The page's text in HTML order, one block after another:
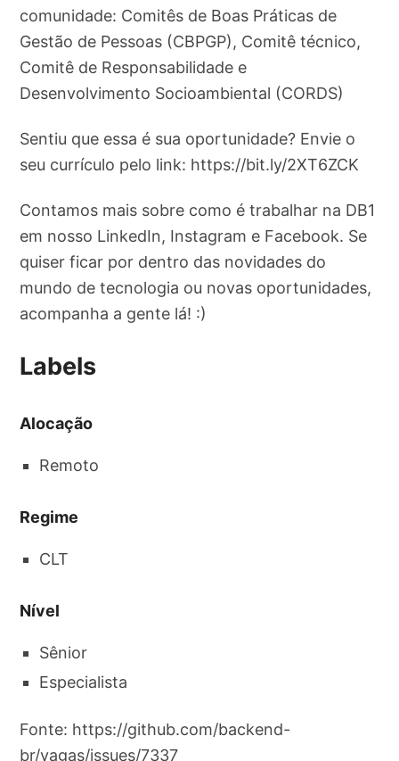
comunidade: Comitês de Boas Práticas de
Gestão de Pessoas (CBPGP), Comitê técnico,
Comitê de Responsabilidade e
Desenvolvimento Socioambiental (CORDS)
Sentiu que essa é sua oportunidade? Envie o
seu currículo pelo link: https://bit.ly/2XT6ZCK
Contamos mais sobre como é trabalhar na DB1
em nosso LinkedIn, Instagram e Facebook. Se
quiser ficar por dentro das novidades do
mundo de tecnologia ou novas oportunidades,
acompanha a gente lá! :)
Labels
Alocação
Remoto
Regime
CLT
Nível
Sênior
Especialista
Fonte: https://github.com/backend-
br/vagas/issues/7337